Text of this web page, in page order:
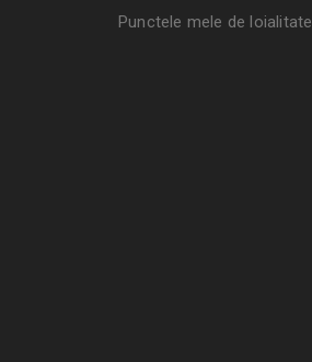
Punctele mele de loialitate